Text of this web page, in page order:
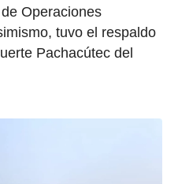
Operaciones
tuvo el respaldo
Pachacútec del